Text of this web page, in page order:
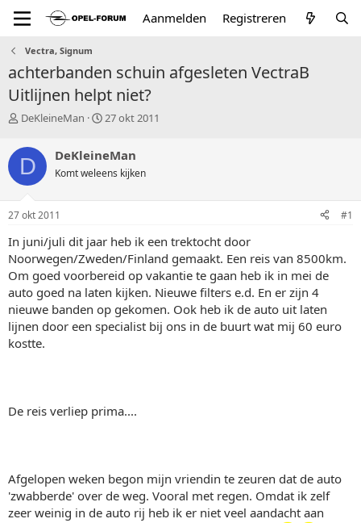
Aanmelden Registreren
Vectra, Signum
achterbanden schuin afgesleten VectraB
Uitlijnen helpt niet?
T
p
i
c
s
a
t
e
r
DeKleineMan
S
r
t
a
m
27 okt 2011
D DeKleineMan
Komt weleens kijken
27 okt 2011 #1
In juni/juli dit jaar heb ik een trektocht door
Noorwegen/Zweden/Finland gemaakt. Een reis van 8500km.
Om goed voorbereid op vakantie te gaan heb ik in mei de
auto goed na laten kijken. Nieuwe filters e.d. En er zijn 4
nieuwe banden op gekomen. Ook heb ik de auto uit laten
lijnen door een specialist bij ons in de buurt wat mij 60 euro
kostte.
De reis verliep prima....
Afgelopen weken begon mijn vriendin te zeuren dat de auto
'zwabberde' over de weg. Vooral met regen. Omdat ik zelf
zeer weinig in de auto rij heb ik er niet veel aandacht aan